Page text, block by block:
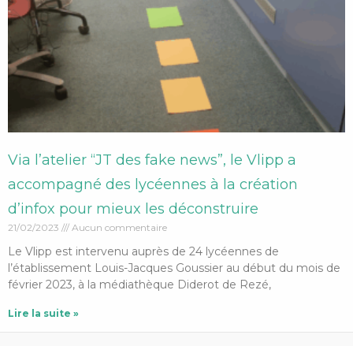
Via l’atelier “JT des fake news”, le Vlipp a
accompagné des lycéennes à la création
d’infox pour mieux les déconstruire
21/02/2023 Aucun commentaire
Le Vlipp est intervenu auprès de 24 lycéennes de
l’établissement Louis-Jacques Goussier au début du mois de
février 2023, à la médiathèque Diderot de Rezé,
Lire la suite »